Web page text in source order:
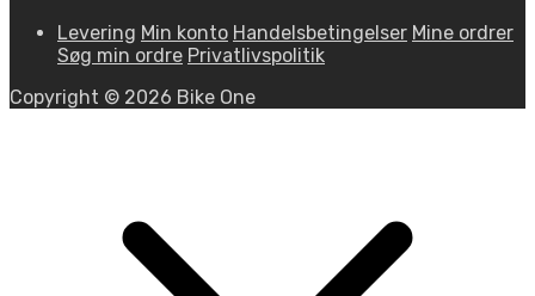
Levering Min konto Handelsbetingelser Mine ordrer
Søg min ordre Privatlivspolitik
Copyright © 2026 Bike One